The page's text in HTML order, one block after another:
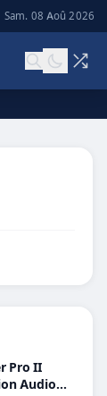
couverture et
Sam. 08 Aoû 2026
Pro II
Audio